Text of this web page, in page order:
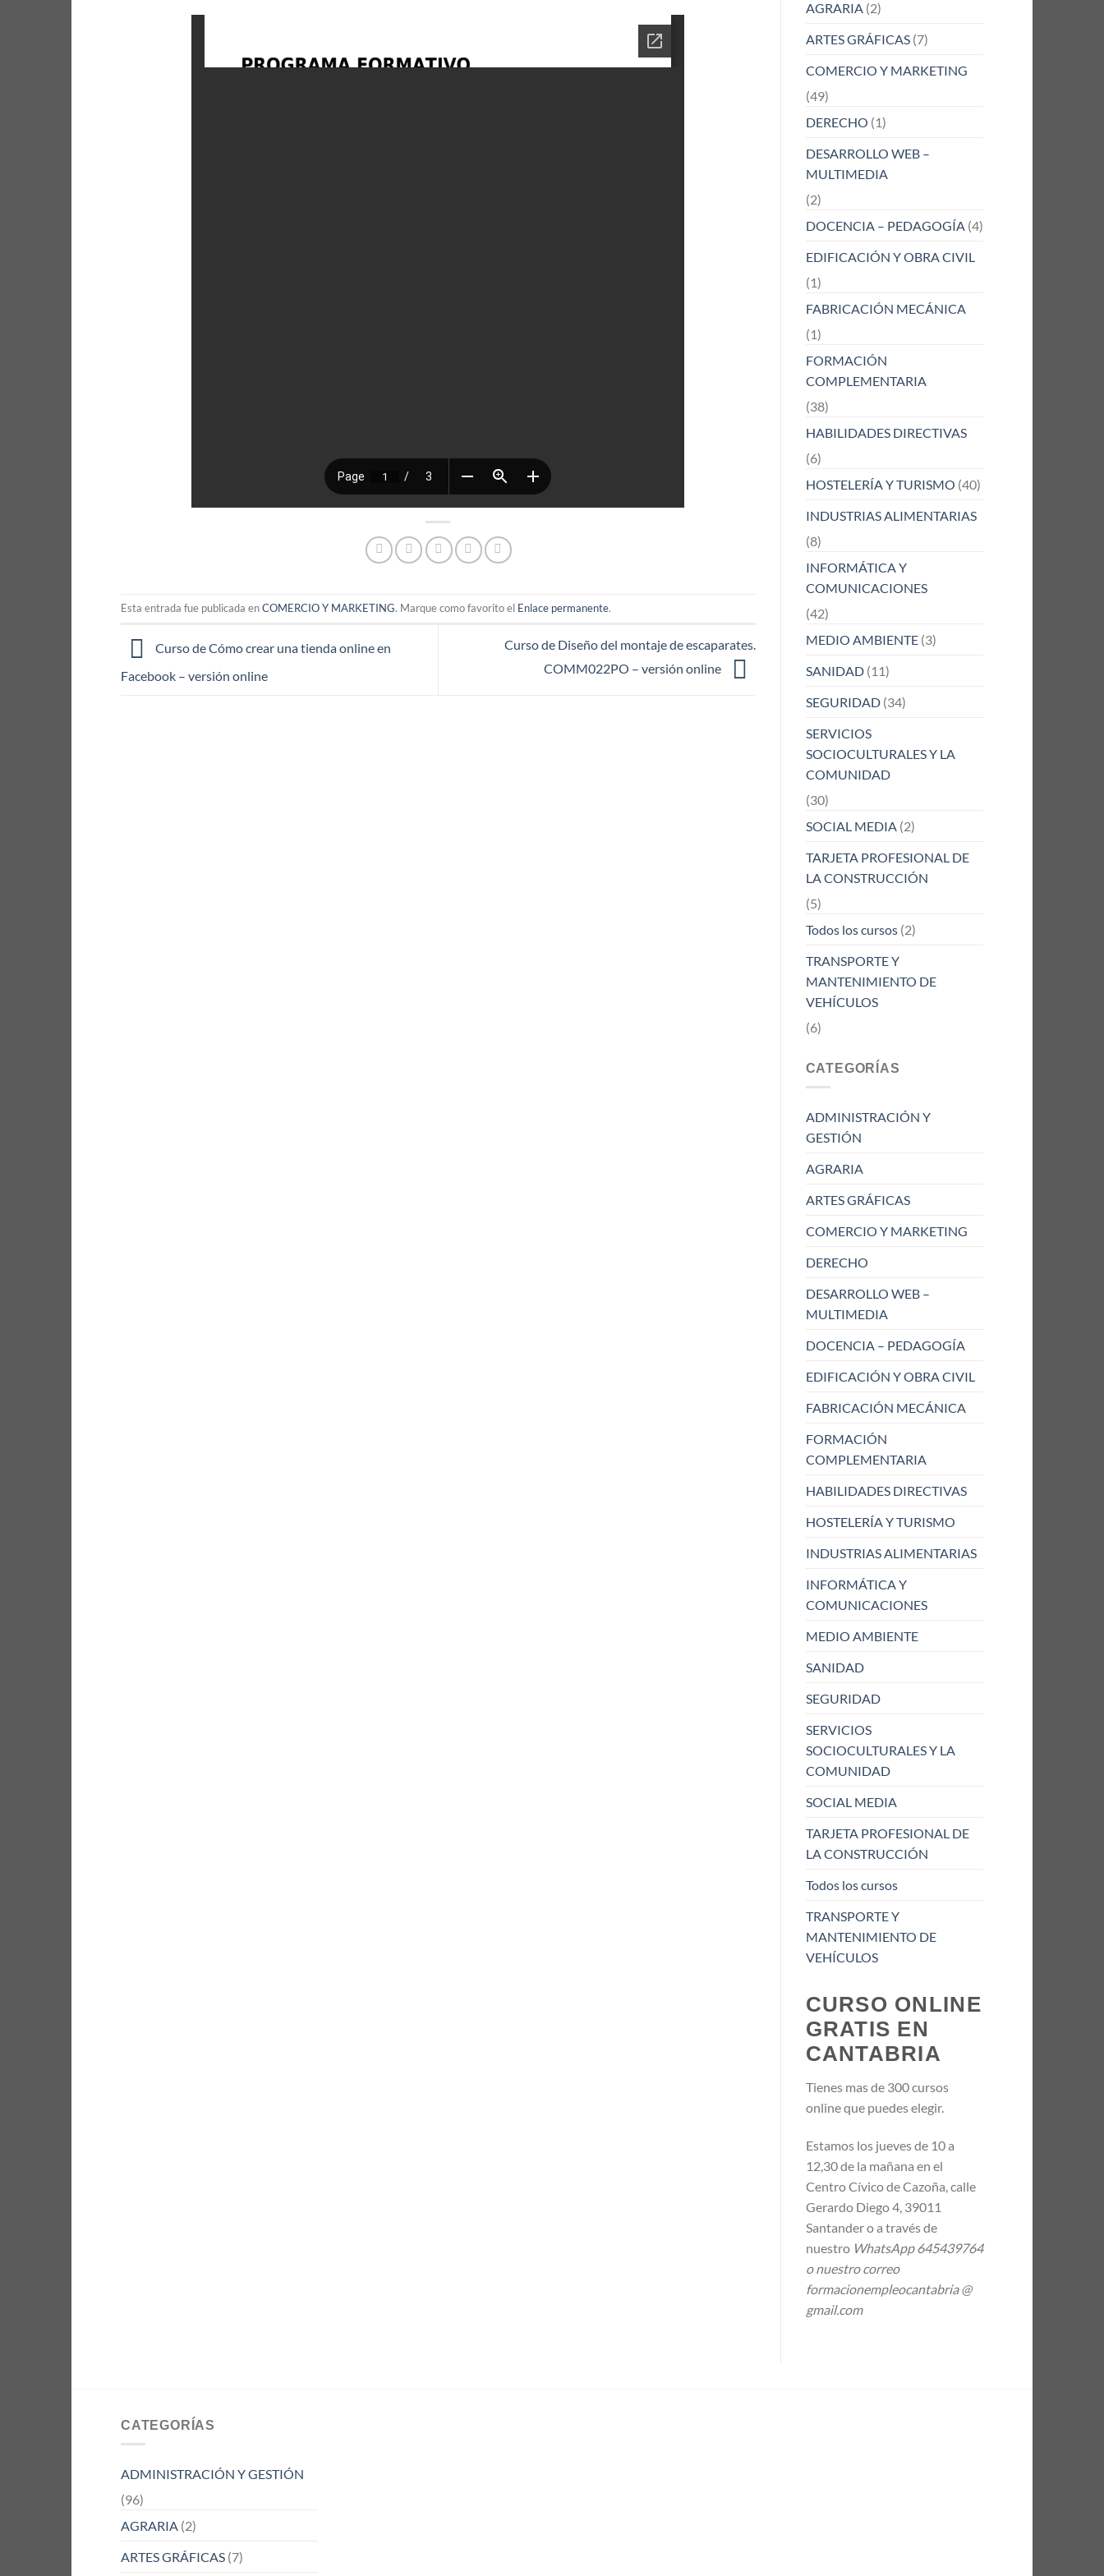
Esta entrada fue publicada enCOMERCIO Y MARKETING. Marque como favorito el Enlace permanente.
Curso de Cómo crear una tienda online en
Facebook – versión online
Curso de Diseño del montaje de escaparates.
COMM022PO – versión online
AGRARIA (2)
ARTES GRÁFICAS(7)
COMERCIO Y MARKETING
(49)
DERECHO (1)
DESARROLLO WEB –
MULTIMEDIA
(2)
DOCENCIA – PEDAGOGÍA (4)
EDIFICACIÓN Y OBRA CIVIL
(1)
FABRICACIÓN MECÁNICA
(1)
FORMACIÓN
COMPLEMENTARIA
(38)
HABILIDADES DIRECTIVAS
(6)
HOSTELERÍA Y TURISMO (40)
INDUSTRIAS ALIMENTARIAS
(8)
INFORMÁTICA Y
COMUNICACIONES
(42)
MEDIO AMBIENTE(3)
SANIDAD(11)
SEGURIDAD(34)
SERVICIOS
SOCIOCULTURALES Y LA
COMUNIDAD
(30)
SOCIAL MEDIA (2)
TARJETA PROFESIONAL DE
LA CONSTRUCCIÓN
(5)
Todos los cursos(2)
TRANSPORTE Y
MANTENIMIENTO DE
VEHÍCULOS
(6)
CATEGORÍAS
ADMINISTRACIÓN Y
GESTIÓN
AGRARIA
ARTES GRÁFICAS
COMERCIO Y MARKETING
DERECHO
DESARROLLO WEB –
MULTIMEDIA
DOCENCIA – PEDAGOGÍA
EDIFICACIÓN Y OBRA CIVIL
FABRICACIÓN MECÁNICA
FORMACIÓN
COMPLEMENTARIA
HABILIDADES DIRECTIVAS
HOSTELERÍA Y TURISMO
INDUSTRIAS ALIMENTARIAS
INFORMÁTICA Y
COMUNICACIONES
MEDIO AMBIENTE
SANIDAD
SEGURIDAD
SERVICIOS
SOCIOCULTURALES Y LA
COMUNIDAD
SOCIAL MEDIA
TARJETA PROFESIONAL DE
LA CONSTRUCCIÓN
Todos los cursos
TRANSPORTE Y
MANTENIMIENTO DE
VEHÍCULOS
CURSO ONLINE
GRATIS EN
CANTABRIA
Tienes mas de 300 cursos
online que puedes elegir.
Estamos los jueves de 10 a
12,30 de la mañana en el
Centro Cívico de Cazoña, calle
Gerardo Diego 4, 39011
Santander o a través de
nuestro WhatsApp 645439764
o nuestro correo
formacionempleocantabria @
gmail.com
CATEGORÍAS
ADMINISTRACIÓN Y GESTIÓN
(96)
AGRARIA (2)
ARTES GRÁFICAS (7)